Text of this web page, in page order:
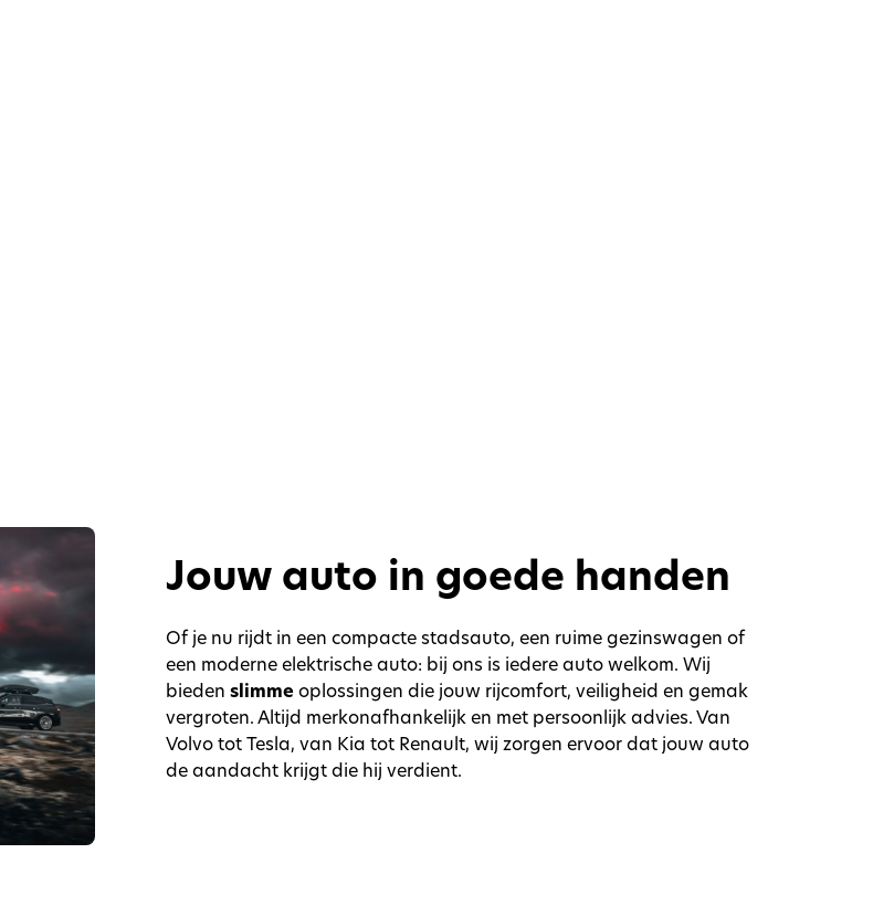
Jouw auto in goede handen
Of je nu rijdt in een compacte stadsauto, een ruime gezinswagen of
een moderne elektrische auto: bij ons is iedere auto welkom. Wij
bieden slimmeoplossingen die jouw rijcomfort, veiligheid en gemak
vergroten. Altijd merkonafhankelijk en met persoonlijk advies. Van
Volvo tot Tesla, van Kia tot Renault, wij zorgen ervoor dat jouw auto
de aandacht krijgt die hij verdient.